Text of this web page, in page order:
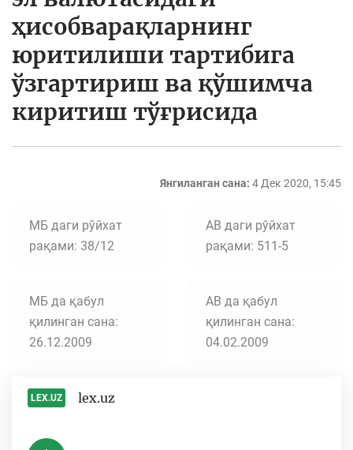
ҳисобварақларнинг
юритилиши тартибига
ўзгартириш ва қўшимча
киритиш тўғрисида
Янгиланган сана: 4 Дек 2020, 15:45
МБ даги рўйхат
рақами: 38/12
АВ даги рўйхат
рақами: 511-5
МБ да қабул
қилинган сана:
26.12.2009
АВ да қабул
қилинган сана:
04.02.2009
LEX.UZ lex.uz